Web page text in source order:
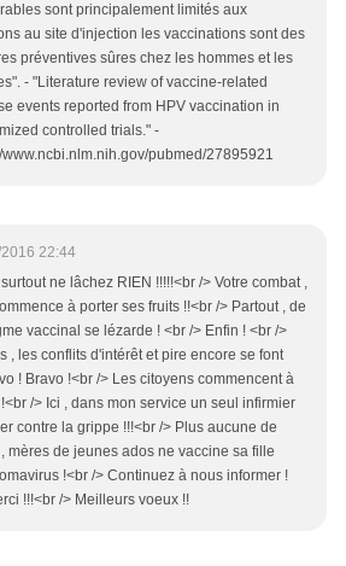
sont principalement limités aux
au site d'injection les vaccinations sont des
préventives sûres chez les hommes et les
- "Literature review of vaccine-related
events reported from HPV vaccination in
controlled trials." -
www.ncbi.nlm.nih.gov/pubmed/27895921
22:44
ne lâchez RIEN !!!!!<br /> Votre combat ,
à porter ses fruits !!<br /> Partout , de
vaccinal se lézarde ! <br /> Enfin ! <br />
, les conflits d'intérêt et pire encore se font
! Bravo !<br /> Les citoyens commencent à
/> Ici , dans mon service un seul infirmier
contre la grippe !!!<br /> Plus aucune de
mères de jeunes ados ne vaccine sa fille
!<br /> Continuez à nous informer !
!!!<br /> Meilleurs voeux !!